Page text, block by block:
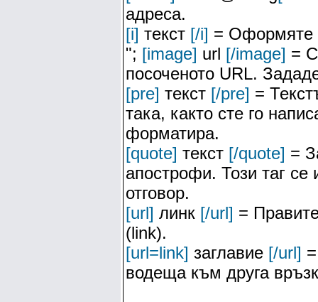
адреса.
[i] текст [/i] = Оформяте
"; [image] url [/image] =
посоченото URL.
[pre] текст [/pre] =
така, както сте го
форматира.
[quote] текст [/quote] =
апострофи. Този таг
отговор.
[url] линк [/url] =
(link).
[url=link] заглавие [/url]
водеща към друга